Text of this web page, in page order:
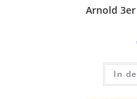
Arnold 3er
In